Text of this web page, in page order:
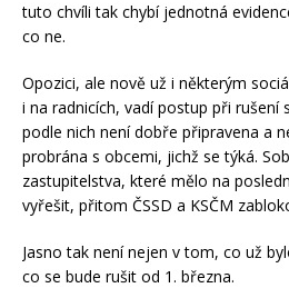
tuto chvíli tak chybí jednotná
co ne.
Opozici, ale nově už i některým
i na radnicích, vadí postup při rušení
podle nich není dobře připravena a
probrána s obcemi, jichž se týká.
zastupitelstva, které mělo na
vyřešit, přitom ČSSD a KSČM
Jasno tak není nejen v tom, co už
co se bude rušit od 1. března.